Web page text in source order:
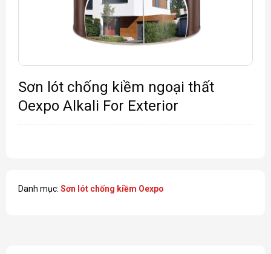
Sơn lót chống kiềm ngoại thất
Oexpo Alkali For Exterior
Danh mục: Sơn lót chống kiềm Oexpo